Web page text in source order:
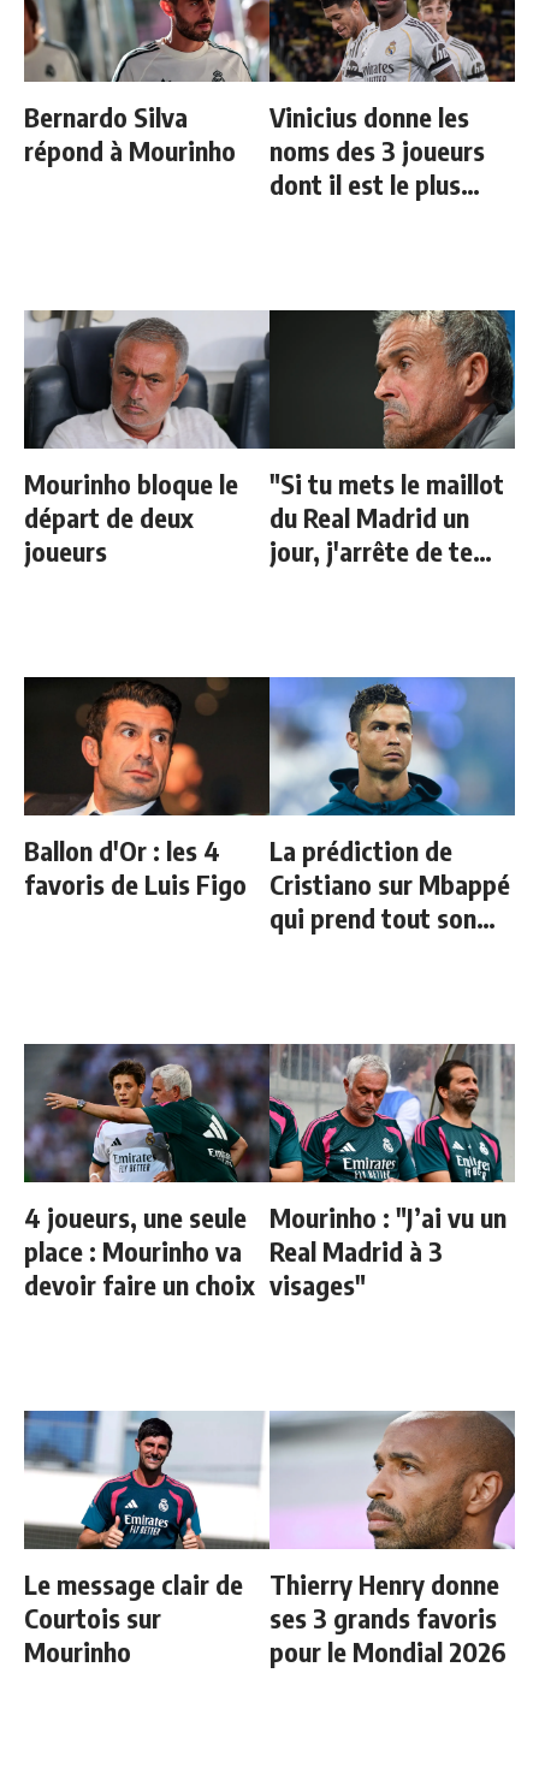
Bernardo Silva
répond à Mourinho
Vinicius donne les
noms des 3 joueurs
dont il est le plus
Mourinho bloque le
départ de deux
joueurs
"Si tu mets le maillot
du Real Madrid un
jour, j'arrête de te
Ballon d'Or : les 4
favoris de Luis Figo
La prédiction de
Cristiano sur Mbappé
qui prend tout son
4 joueurs, une seule
place : Mourinho va
devoir faire un choix
Mourinho : "J’ai vu un
Real Madrid à 3
visages"
Le message clair de
Courtois sur
Mourinho
Thierry Henry donne
ses 3 grands favoris
pour le Mondial 2026